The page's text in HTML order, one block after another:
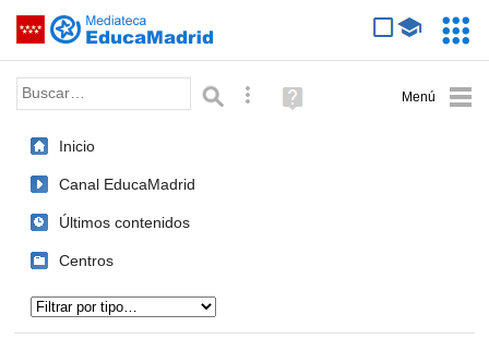
Saltar navegación
Palabra o frase: Búsqueda avanzada
Ayuda
(en
Inicio
Canal EducaMadrid
Últimos contenidos
Centros